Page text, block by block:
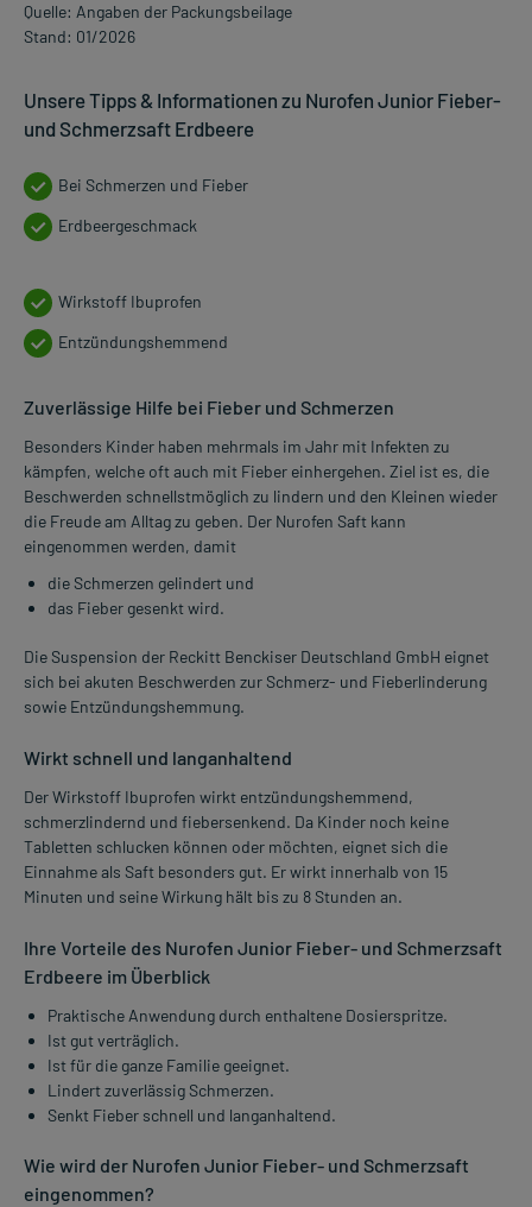
Quelle: Angaben der Packungsbeilage
Stand: 01/2026
Unsere Tipps & Informationen zu Nurofen Junior Fieber-
und Schmerzsaft Erdbeere
Bei Schmerzen und Fieber
Erdbeergeschmack
Wirkstoff Ibuprofen
Entzündungshemmend
Zuverlässige Hilfe bei Fieber und Schmerzen
Besonders Kinder haben mehrmals im Jahr mit Infekten zu
kämpfen, welche oft auch mit Fieber einhergehen. Ziel ist es, die
Beschwerden schnellstmöglich zu lindern und den Kleinen wieder
die Freude am Alltag zu geben. Der Nurofen Saft kann
eingenommen werden, damit
die Schmerzen gelindert und
das Fieber gesenkt wird.
Die Suspension der Reckitt Benckiser Deutschland GmbH eignet
sich bei akuten Beschwerden zur Schmerz- und Fieberlinderung
sowie Entzündungshemmung.
Wirkt schnell und langanhaltend
Der Wirkstoff Ibuprofen wirkt entzündungshemmend,
schmerzlindernd und fiebersenkend. Da Kinder noch keine
Tabletten schlucken können oder möchten, eignet sich die
Einnahme als Saft besonders gut. Er wirkt innerhalb von 15
Minuten und seine Wirkung hält bis zu 8 Stunden an.
Ihre Vorteile des Nurofen Junior Fieber- und Schmerzsaft
Erdbeere im Überblick
Praktische Anwendung durch enthaltene Dosierspritze.
Ist gut verträglich.
Ist für die ganze Familie geeignet.
Lindert zuverlässig Schmerzen.
Senkt Fieber schnell und langanhaltend.
Wie wird der Nurofen Junior Fieber- und Schmerzsaft
eingenommen?